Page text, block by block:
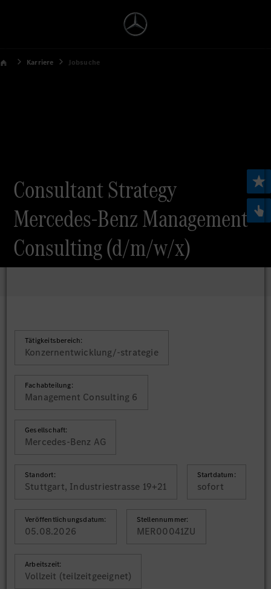
Karriere Jobsuche
Consultant Strategy
Mercedes-Benz Management
Consulting (d/m/w/x)
Tätigkeitsbereich:
Konzernentwicklung/-strategie
Fachabteilung:
Management Consulting 6
Gesellschaft:
Mercedes-Benz AG
Standort:
Stuttgart, Industriestrasse 19+21
Startdatum:
sofort
Veröffentlichungsdatum:
05.08.2026
Stellennummer:
MER00041ZU
Arbeitszeit:
Vollzeit (teilzeitgeeignet)